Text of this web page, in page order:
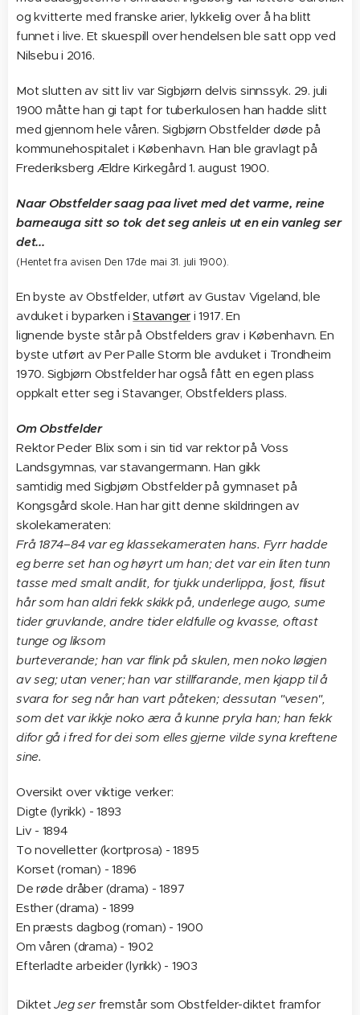
og kvitterte med franske arier, lykkelig over å ha blitt
funnet i live. Et skuespill over hendelsen ble satt opp ved
Nilsebu i 2016.
Mot slutten av sitt liv var Sigbjørn delvis sinnssyk. 29. juli
1900 måtte han gi tapt for tuberkulosen han hadde slitt
med gjennom hele våren. Sigbjørn Obstfelder døde på
kommunehospitalet i København. Han ble gravlagt på
Frederiksberg Ældre Kirkegård 1. august 1900.
Naar Obstfelder saag paa livet med det varme, reine
barneauga sitt so tok det seg anleis ut en ein vanleg ser
det...
(Hentet fra avisen Den 17de mai 31. juli 1900).
En byste av Obstfelder, utført av Gustav Vigeland, ble
avduket i byparken iStavanger i 1917. En
lignende byste står på Obstfelders grav i København. En
byste utført av Per Palle Storm ble avduket i Trondheim
1970. Sigbjørn Obstfelder har også fått en egen plass
oppkalt etter seg i Stavanger, Obstfelders plass.
Om Obstfelder
Rektor Peder Blix som i sin tid var rektor på Voss
Landsgymnas, var stavangermann. Han gikk
samtidig med Sigbjørn Obstfelder på gymnaset på
Kongsgård skole. Han har gitt denne skildringen av
skolekameraten:
Frå 1874–84 var eg klassekameraten hans. Fyrr hadde
eg berre set han og høyrt um han; det var ein liten tunn
tasse med smalt andlit, for tjukk underlippa, ljost, flisut
hår som han aldri fekk skikk på, underlege augo, sume
tider gruvlande, andre tider eldfulle og kvasse, oftast
tunge og liksom
burteverande; han var flink på skulen, men noko løgjen
av seg; utan vener; han var stillfarande, men kjapp til å
svara for seg når han vart påteken; dessutan "vesen",
som det var ikkje noko æra å kunne pryla han; han fekk
difor gå i fred for dei som elles gjerne vilde syna kreftene
sine.
Oversikt over viktige verker:
Digte (lyrikk) - 1893
Liv - 1894
To novelletter (kortprosa) - 1895
Korset (roman) - 1896
De røde dråber (drama) - 1897
Esther (drama) - 1899
En præsts dagbog (roman) - 1900
Om våren (drama) - 1902
Efterladte arbeider (lyrikk) - 1903
DiktetJeg serfremstår som Obstfelder-diktet framfor